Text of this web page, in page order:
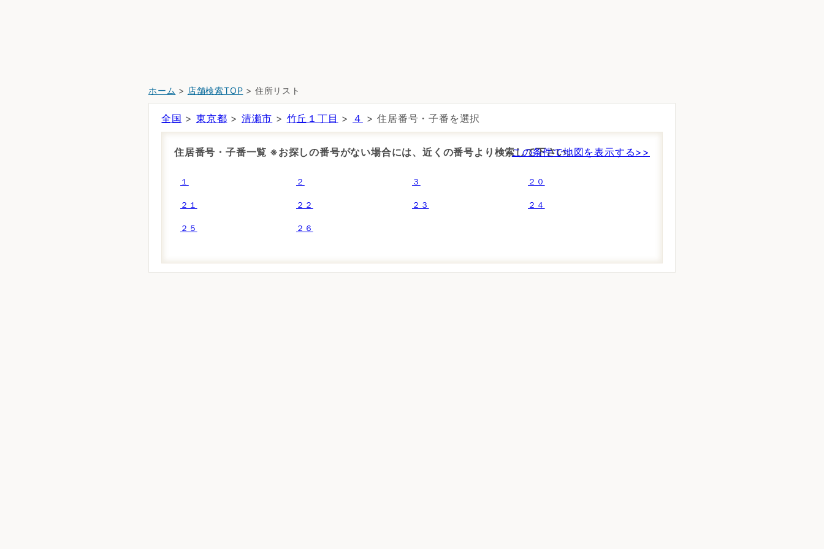
ホーム > 店舗検索TOP > 住所リスト
全国 >東京都 > 清瀬市 > 竹丘１丁目 > ４ > 住居番号・子番を選択
住居番号・子番一覧 ※お探しの番号がない場合には、近くの番号より検索して下さい。この条件で地図を表示する>>
１ ２ ３ ２０
２１ ２２ ２３ ２４
２５ ２６